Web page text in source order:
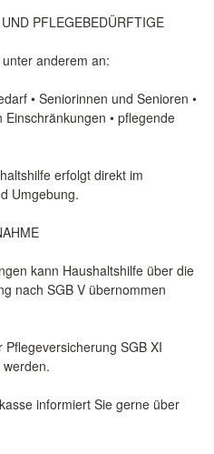
PFLEGEBEDÜRFTIGE
anderem an:
• Seniorinnen und Senioren •
• pflegende
erfolgt direkt im
Umgebung.
kann Haushaltshilfe über die
nach SGB V übernommen
SGB XI
informiert Sie gerne über